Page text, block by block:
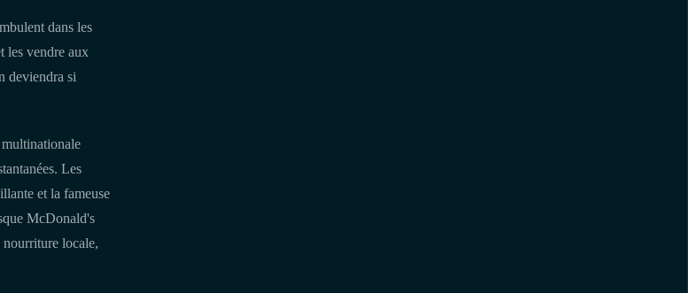
dans les
les vendre aux
deviendra si
Les
et la fameuse
McDonald's
nourriture locale,